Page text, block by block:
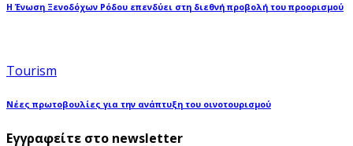
Η Ένωση Ξενοδόχων Ρόδου επενδύει στη διεθνή προβολή του προορισμού
Tourism
Νέες πρωτοβουλίες για την ανάπτυξη του οινοτουρισμού
Εγγραφείτε στο newsletter